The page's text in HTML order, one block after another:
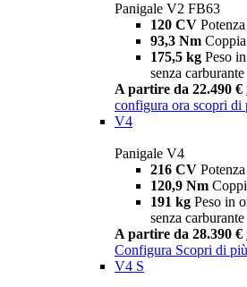
Panigale V2 FB63
120 CV Potenza
93,3 Nm Coppia
175,5 kg Peso
senza carburante
A partire da 22.490 €
configura ora scopri di
V4
Panigale V4
216 CV Potenza
120,9 Nm
191 kg Peso in
senza carburante
A partire da 28.390 €
Configura Scopri di più
V4 S